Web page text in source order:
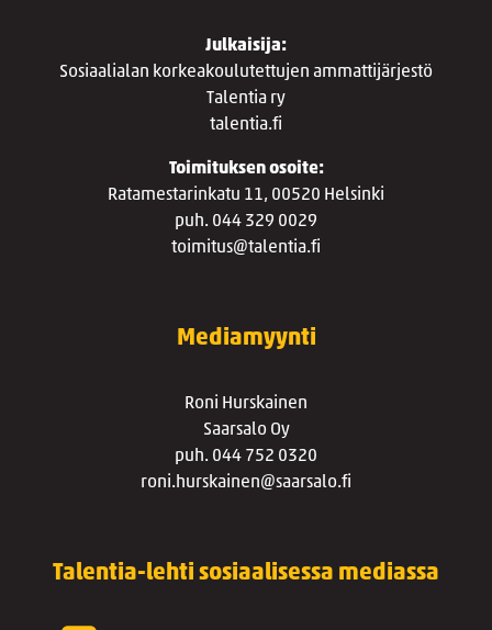
Julkaisija:
Sosiaalialan korkeakoulutettujen ammattijärjestö
Talentia ry
talentia.fi
Toimituksen osoite:
Ratamestarinkatu 11, 00520 Helsinki
puh. 044 329 0029
toimitus@talentia.fi
Mediamyynti
Roni Hurskainen
Saarsalo Oy
puh. 044 752 0320
roni.hurskainen@saarsalo.fi
Talentia-lehti sosiaalisessa mediassa